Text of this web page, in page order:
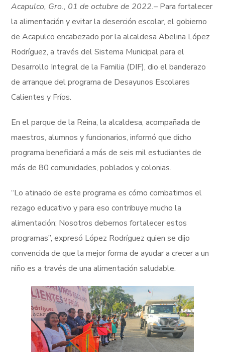
Acapulco, Gro., 01 de octubre de 2022.– Para fortalecer
la alimentación y evitar la deserción escolar, el gobierno
de Acapulco encabezado por la alcaldesa Abelina López
Rodríguez, a través del Sistema Municipal para el
Desarrollo Integral de la Familia (DIF), dio el banderazo
de arranque del programa de Desayunos Escolares
Calientes y Fríos.
En el parque de la Reina, la alcaldesa, acompañada de
maestros, alumnos y funcionarios, informó que dicho
programa beneficiará a más de seis mil estudiantes de
más de 80 comunidades, poblados y colonias.
“Lo atinado de este programa es cómo combatimos el
rezago educativo y para eso contribuye mucho la
alimentación; Nosotros debemos fortalecer estos
programas”, expresó López Rodríguez quien se dijo
convencida de que la mejor forma de ayudar a crecer a un
niño es a través de una alimentación saludable.